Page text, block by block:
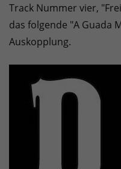
Track Nummer vier,
das folgende "A Guada
Auskopplung.